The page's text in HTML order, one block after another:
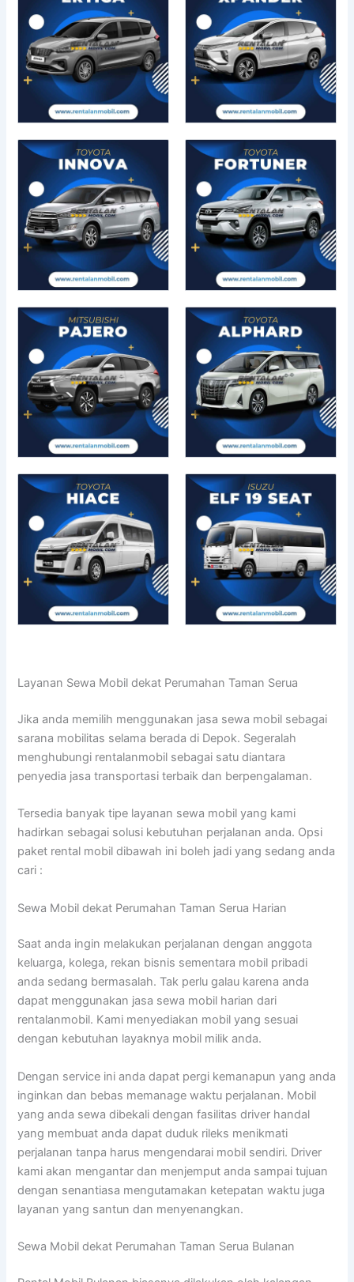
Layanan Sewa Mobil dekat Perumahan Taman Serua
Jika anda memilih menggunakan jasa sewa mobil sebagai
sarana mobilitas selama berada di Depok. Segeralah
menghubungi rentalanmobil sebagai satu diantara
penyedia jasa transportasi terbaik dan berpengalaman.
Tersedia banyak tipe layanan sewa mobil yang kami
hadirkan sebagai solusi kebutuhan perjalanan anda. Opsi
paket rental mobil dibawah ini boleh jadi yang sedang anda
cari :
Sewa Mobil dekat Perumahan Taman Serua Harian
Saat anda ingin melakukan perjalanan dengan anggota
keluarga, kolega, rekan bisnis sementara mobil pribadi
anda sedang bermasalah. Tak perlu galau karena anda
dapat menggunakan jasa sewa mobil harian dari
rentalanmobil. Kami menyediakan mobil yang sesuai
dengan kebutuhan layaknya mobil milik anda.
Dengan service ini anda dapat pergi kemanapun yang anda
inginkan dan bebas memanage waktu perjalanan. Mobil
yang anda sewa dibekali dengan fasilitas driver handal
yang membuat anda dapat duduk rileks menikmati
perjalanan tanpa harus mengendarai mobil sendiri. Driver
kami akan mengantar dan menjemput anda sampai tujuan
dengan senantiasa mengutamakan ketepatan waktu juga
layanan yang santun dan menyenangkan.
Sewa Mobil dekat Perumahan Taman Serua Bulanan